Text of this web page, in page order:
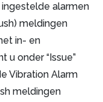
alarmen
meldingen
in- en
u onder “Issue”
Vibration Alarm
meldingen